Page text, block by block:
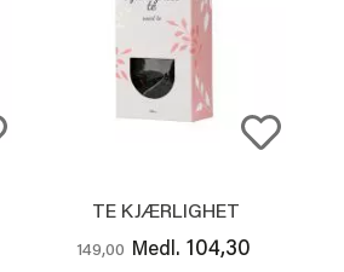
TE KJÆRLIGHET
149,00 Medl. 104,30